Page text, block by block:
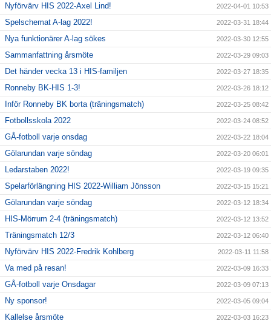
Nyförvärv HIS 2022-Axel Lind! 2022-04-01 10:53
Spelschemat A-lag 2022! 2022-03-31 18:44
Nya funktionärer A-lag sökes 2022-03-30 12:55
Sammanfattning årsmöte 2022-03-29 09:03
Det händer vecka 13 i HIS-familjen 2022-03-27 18:35
Ronneby BK-HIS 1-3! 2022-03-26 18:12
Inför Ronneby BK borta (träningsmatch) 2022-03-25 08:42
Fotbollsskola 2022 2022-03-24 08:52
GÅ-fotboll varje onsdag 2022-03-22 18:04
Gölarundan varje söndag 2022-03-20 06:01
Ledarstaben 2022! 2022-03-19 09:35
Spelarförlängning HIS 2022-William Jönsson 2022-03-15 15:21
Gölarundan varje söndag 2022-03-12 18:34
HIS-Mörrum 2-4 (träningsmatch) 2022-03-12 13:52
Träningsmatch 12/3 2022-03-12 06:40
Nyförvärv HIS 2022-Fredrik Kohlberg 2022-03-11 11:58
Va med på resan! 2022-03-09 16:33
GÅ-fotboll varje Onsdagar 2022-03-09 07:13
Ny sponsor! 2022-03-05 09:04
Kallelse årsmöte 2022-03-03 16:23